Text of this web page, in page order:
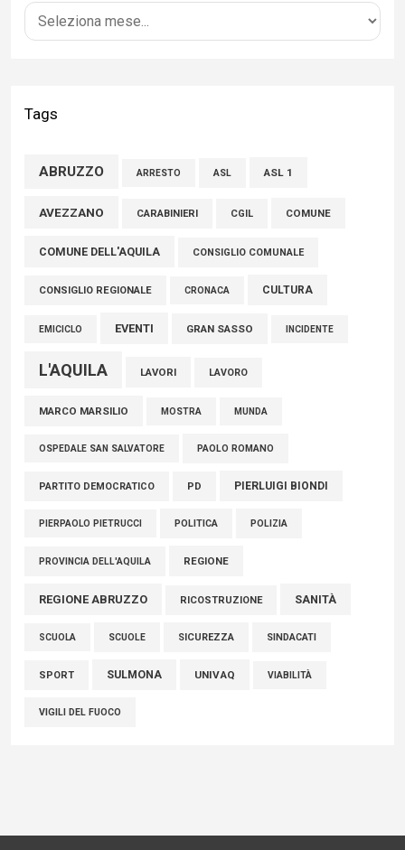
04 Agosto 2026
della comunità»
Marcinelle, Verrecchia (FdI): "Un minuto di raccoglimento in
connazionali tra cui molti abruzzesi"
06 Agosto 2026
Tags
ABRUZZO ARRESTO ASL ASL 1
AVEZZANO CARABINIERI CGIL COMUNE
COMUNE DELL'AQUILA CONSIGLIO COMUNALE
CONSIGLIO REGIONALE CRONACA CULTURA
EMICICLO EVENTI GRAN SASSO INCIDENTE
L'AQUILA LAVORI LAVORO
MARCO MARSILIO MOSTRA MUNDA
OSPEDALE SAN SALVATORE PAOLO ROMANO
PARTITO DEMOCRATICO PD PIERLUIGI BIONDI
PIERPAOLO PIETRUCCI POLITICA POLIZIA
PROVINCIA DELL'AQUILA REGIONE
REGIONE ABRUZZO RICOSTRUZIONE SANITÀ
SCUOLA SCUOLE SICUREZZA SINDACATI
SPORT SULMONA UNIVAQ VIABILITÀ
VIGILI DEL FUOCO